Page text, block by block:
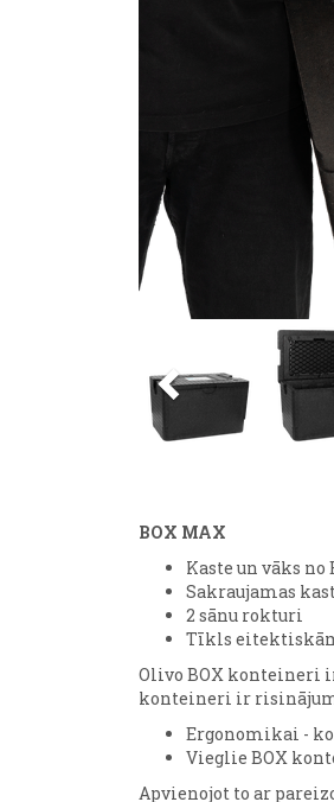
Previous
BOX MAX
Kaste un vāks
Sakraujamas
2 sānu rokturi
Tīkls
Olivo BOX konteineri
konteineri ir
Ergonomikai -
Vieglie BOX
Apvienojot to ar